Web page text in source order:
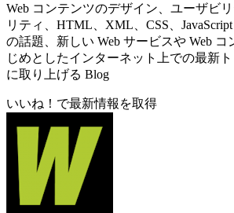
Web コンテンツのデザイン、ユーザビ
リティ、HTML、XML、CSS、
の話題、新しい Web サービスや Web
じめとしたインターネット上での最新
に取り上げる Blog
いいね！で最新情報を取得